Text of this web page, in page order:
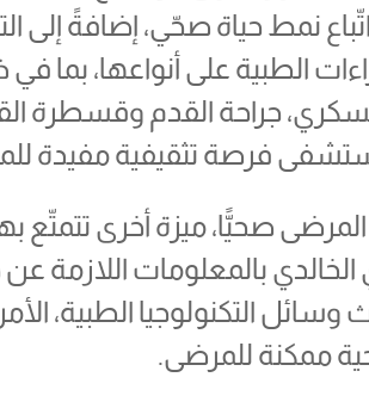
نمط حياة صحّي، إضافةً إلى
الطبية على أنواعها، بما
جراحة القدم وقسطرة
فرصة تثقيفية مفيدة
الخالدي بالمعلومات
التكنولوجيا الطبية،
ممكنة للمرضى.